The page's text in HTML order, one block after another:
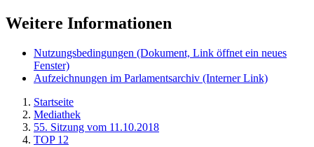
Weitere Informationen
Nutzungsbedingungen (Dokument, Link öffnet ein neues
Fenster)
Aufzeichnungen im Parlamentsarchiv (Interner Link)
Startseite
Mediathek
55. Sitzung vom 11.10.2018
TOP 12